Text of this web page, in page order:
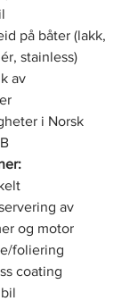
på båter (lakk,
stainless)
av
i Norsk
av
og motor
foliering
coating